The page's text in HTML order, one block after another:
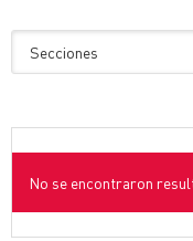
No se encontraron